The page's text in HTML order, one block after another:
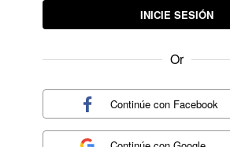
INICIE SESIÓN
Or
Continúe con Facebook